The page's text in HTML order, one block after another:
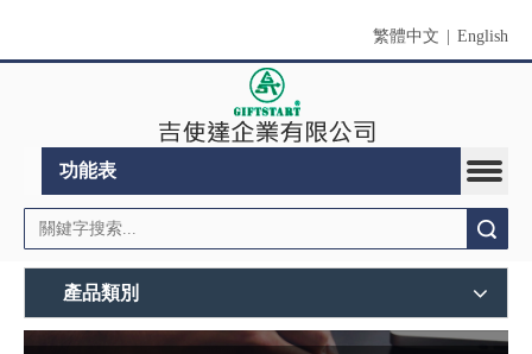
繁體中文 English
功能表
產品類別